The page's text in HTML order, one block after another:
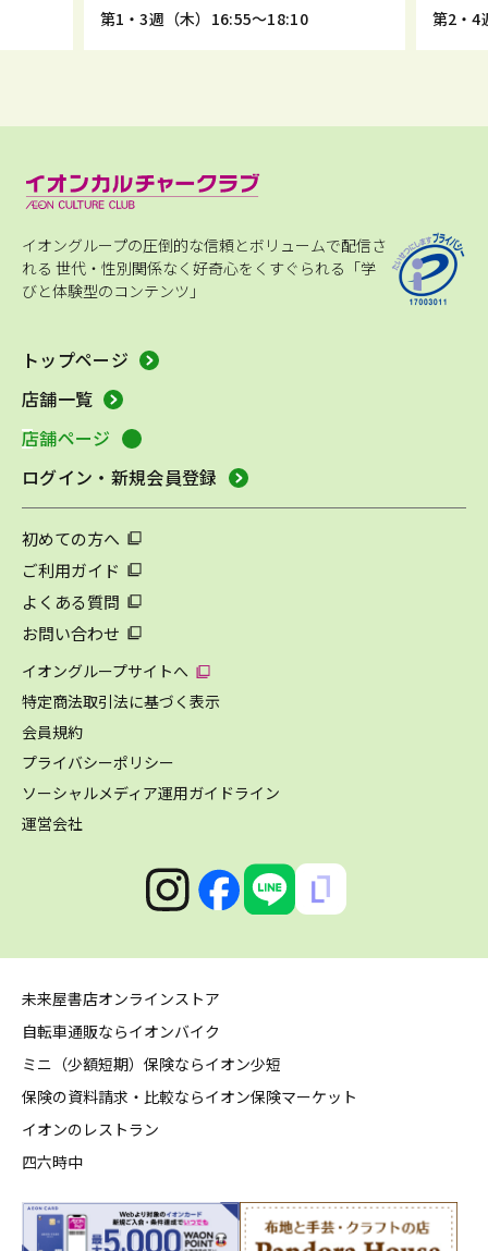
第2・4週（木）15:30～16:45
イオングループの圧倒的な信頼とボリュームで配信さ
れる 世代・性別関係なく好奇心をくすぐられる「学
びと体験型のコンテンツ」
トップページ
店舗一覧
店舗ページ
ログイン・新規会員登録
初めての方へ
ご利用ガイド
よくある質問
お問い合わせ
イオングループサイトへ
特定商法取引法に基づく表示
会員規約
プライバシーポリシー
ソーシャルメディア運用ガイドライン
運営会社
未来屋書店オンラインストア
自転車通販ならイオンバイク
ミニ（少額短期）保険ならイオン少短
保険の資料請求・比較ならイオン保険マーケット
イオンのレストラン
四六時中